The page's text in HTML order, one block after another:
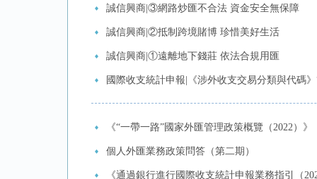
誠信興商|③網路炒匯不合法 資金安全無保障
誠信興商|②抵制跨境賭博 珍惜美好生活
誠信興商|①遠離地下錢莊 依法合規用匯
國際收支統計申報|《涉外收支交易分類與代碼
《“一帶一路”國家外匯管理政策概覽（2022）》
個人外匯業務政策問答（第二期）
《通過銀行進行國際收支統計申報業務指引（